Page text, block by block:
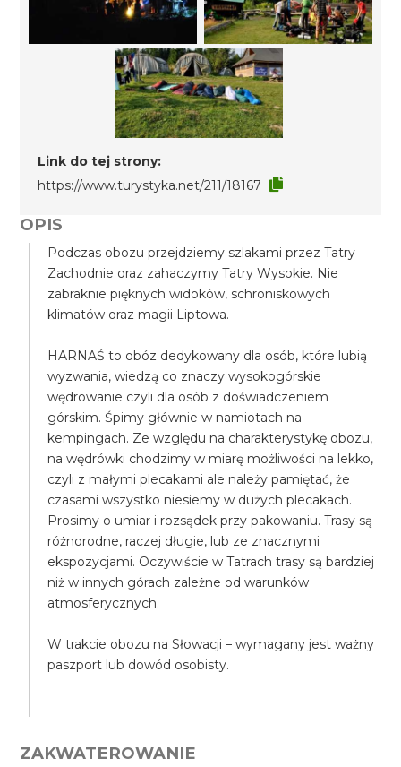
Link do tej strony:
https://www.turystyka.net/211/18167
OPIS
Podczas obozu przejdziemy szlakami przez Tatry
Zachodnie oraz zahaczymy Tatry Wysokie. Nie
zabraknie pięknych widoków, schroniskowych
klimatów oraz magii Liptowa.
HARNAŚ to obóz dedykowany dla osób, które lubią
wyzwania, wiedzą co znaczy wysokogórskie
wędrowanie czyli dla osób z doświadczeniem
górskim. Śpimy głównie w namiotach na
kempingach. Ze względu na charakterystykę obozu,
na wędrówki chodzimy w miarę możliwości na lekko,
czyli z małymi plecakami ale należy pamiętać, że
czasami wszystko niesiemy w dużych plecakach.
Prosimy o umiar i rozsądek przy pakowaniu. Trasy są
różnorodne, raczej długie, lub ze znacznymi
ekspozycjami. Oczywiście w Tatrach trasy są bardziej
niż w innych górach zależne od warunków
atmosferycznych.
W trakcie obozu na Słowacji – wymagany jest ważny
paszport lub dowód osobisty.
ZAKWATEROWANIE